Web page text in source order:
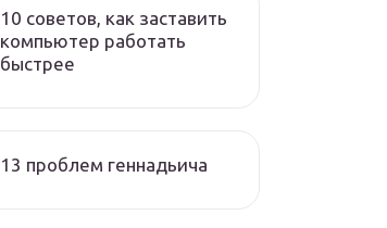
10 советов, как заставить
компьютер работать
быстрее
13 проблем геннадьича